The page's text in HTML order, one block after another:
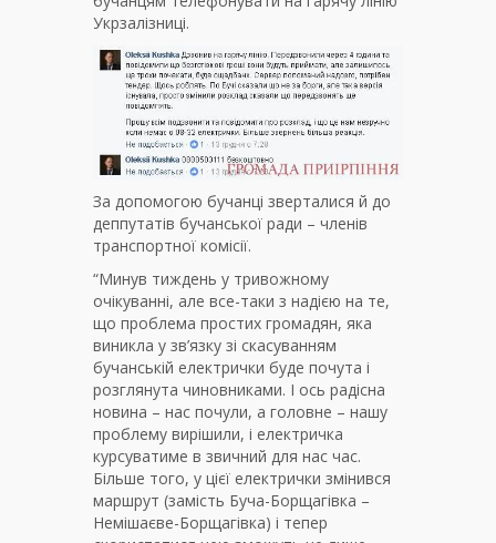
Укрзалізниці.
За допомогою бучанці зверталися й до
деппутатів бучанської ради – членів
транспортної комісії.
“Минув тиждень у тривожному
очікуванні, але все-таки з надією на те,
що проблема простих громадян, яка
виникла у зв’язку зі скасуванням
бучанській електрички буде почута і
розглянута чиновниками. І ось радісна
новина – нас почули, а головне – нашу
проблему вирішили, і електричка
курсуватиме в звичний для нас час.
Більше того, у цієї електрички змінився
маршрут (замість Буча-Борщагівка –
Немішаєве-Борщагівка) і тепер